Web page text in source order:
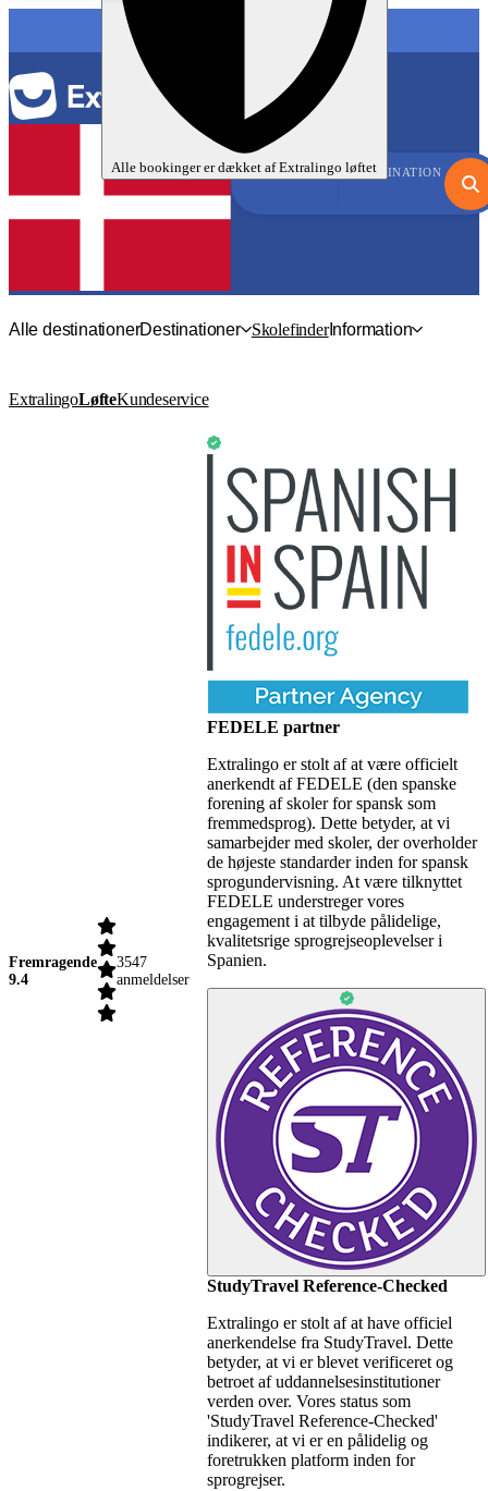
Alle bookinger er dækket afExtralingo løftet
SPROG DESTINATION
Alle destinationerDestinationer SkolefinderInformation
ExtralingoLøfteKundeservice
Fremragende
9.4
3547
anmeldelser
FEDELE partner
Extralingo er stolt af at være officielt
anerkendt af FEDELE (den spanske
forening af skoler for spansk som
fremmedsprog). Dette betyder, at vi
samarbejder med skoler, der overholder
de højeste standarder inden for spansk
sprogundervisning. At være tilknyttet
FEDELE understreger vores
engagement i at tilbyde pålidelige,
kvalitetsrige sprogrejseoplevelser i
Spanien.
StudyTravel Reference-Checked
Extralingo er stolt af at have officiel
anerkendelse fra StudyTravel. Dette
betyder, at vi er blevet verificeret og
betroet af uddannelsesinstitutioner
verden over. Vores status som
'StudyTravel Reference-Checked'
indikerer, at vi er en pålidelig og
foretrukken platform inden for
sprogrejser.